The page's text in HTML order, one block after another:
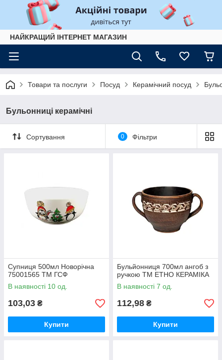
НАЙКРАЩИЙ ІНТЕРНЕТ МАГАЗИН
Товари та послуги Посуд Керамічний посуд
Бульонниці керамічні
Сортування 0 Фільтри
Супниця 500мл Новорічна
75001565 ТМ ГСФ
В наявності 10 од.
103,03 ₴
Купити
Бульйонниця 700мл ангоб з
ручкою ТМ ЕТНО КЕРАМІКА
В наявності 7 од.
112,98 ₴
Купити